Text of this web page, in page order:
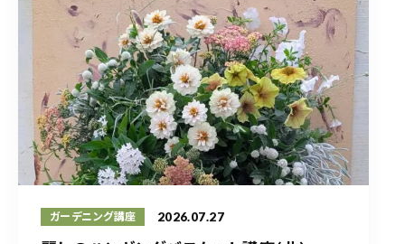
ガーデニング講座 2026.07.27